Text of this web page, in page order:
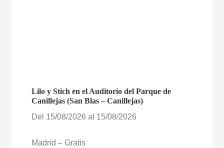
Lilo y Stich en el Auditorio del Parque de
Canillejas (San Blas – Canillejas)
Del 15/08/2026 al 15/08/2026
Madrid – Gratis